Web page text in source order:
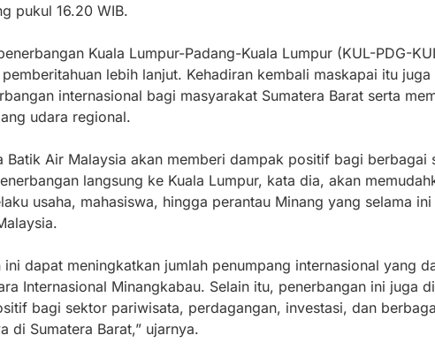
pukul 16.20 WIB.
Kuala Lumpur-Padang-Kuala Lumpur (KUL-PDG-
lebih lanjut. Kehadiran kembali maskapai itu juga
internasional bagi masyarakat Sumatera Barat serta
udara regional.
Batik Air Malaysia akan memberi dampak positif bagi berbagai
langsung ke Kuala Lumpur, kata dia, akan
usaha, mahasiswa, hingga perantau Minang yang selama
ini dapat meningkatkan jumlah penumpang internasional yang
Internasional Minangkabau. Selain itu, penerbangan ini juga
bagi sektor pariwisata, perdagangan, investasi, dan
di Sumatera Barat,” ujarnya.